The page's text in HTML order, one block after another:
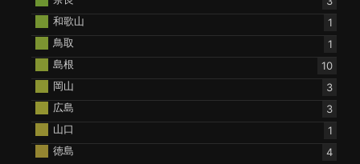
和歌山
1
鳥取
1
島根
10
岡山
3
広島
3
山口
1
徳島
4